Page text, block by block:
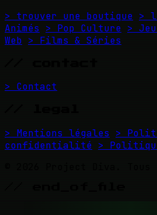
> trouver une boutique >
Animés
> Pop Culture >
Web > Films & Séries
> Contact
> Mentions légales
>
confidentialité >